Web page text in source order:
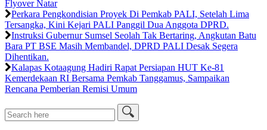
Flyover Natar
Perkara Pengkondisian Proyek Di Pemkab PALI, Setelah Lima
Tersangka, Kini Kejari PALI Panggil Dua Anggota DPRD.
Instruksi Gubernur Sumsel Seolah Tak Bertaring, Angkutan Batu
Bara PT BSE Masih Membandel, DPRD PALI Desak Segera
Dihentikan.
Kalapas Kotaagung Hadiri Rapat Persiapan HUT Ke-81
Kemerdekaan RI Bersama Pemkab Tanggamus, Sampaikan
Rencana Pemberian Remisi Umum